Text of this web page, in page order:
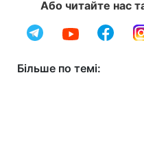
Або читайте нас
Більше по темі: